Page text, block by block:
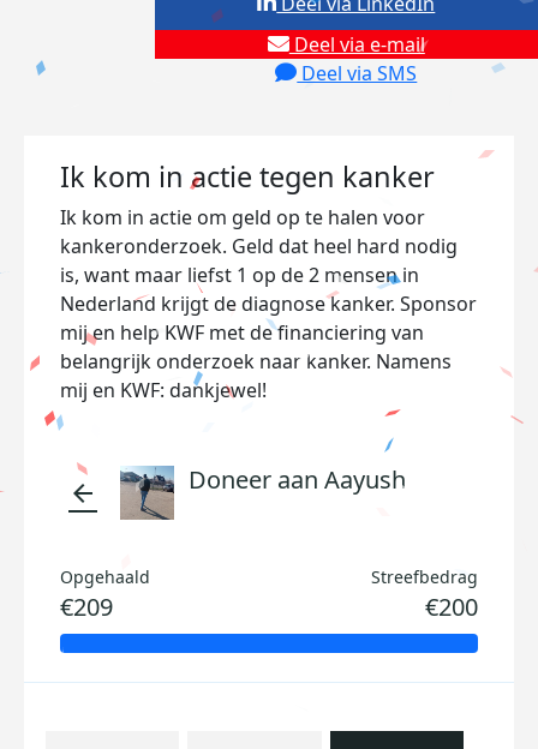
Deel via e-mail
Deel via SMS
Ik kom in actie tegen kanker
Ik kom in actie om geld op te halen voor
kankeronderzoek. Geld dat heel hard nodig
is, want maar liefst 1 op de 2 mensen in
Nederland krijgt de diagnose kanker. Sponsor
mij en help KWF met de financiering van
belangrijk onderzoek naar kanker. Namens
mij en KWF: dankjewel!
arrow_back Doneer aan Aayush
Opgehaald
€209
Streefbedrag
€200